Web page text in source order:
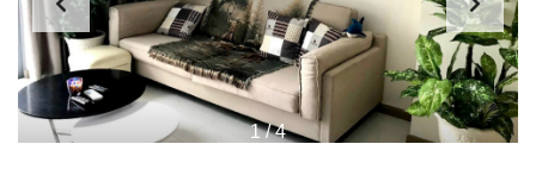
1/4